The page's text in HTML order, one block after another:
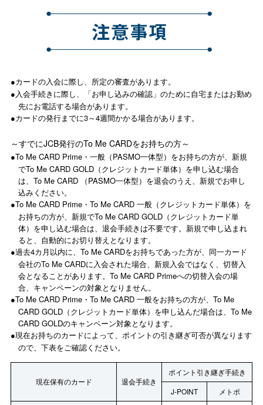
●カードの入会に際し、所定の審査があります。
● 入会手続きに際し、「お申し込みの確認」のために自宅またはお勤め
先にお電話する場合があります。
●カードの発行までに3～4週間かかる場合があります。
～すでにJCB発行のTo Me CARDをお持ちの方～
●To Me CARD Prime・一般（PASMO一体型）をお持ちの方が、新規
でTo Me CARD GOLD（クレジットカード単体）を申し込む場合
は、To Me CARD （PASMO一体型）を退会のうえ、新規でお申し
込みください。
●To Me CARD Prime・To Me CARD 一般（クレジットカード単体）を
お持ちの方が、新規でTo Me CARD GOLD（クレジットカード単
体）を申し込む場合は、退会手続きは不要です。新規で申し込まれ
ると、自動的にお切り替えとなります。
●過去4カ月以内に、To Me CARDをお持ちであった方が、同一カード
会社のTo Me CARDに入会された場合、新規入会ではなく、切替入
会となることがあります。To Me CARD Primeへの切替入会の場
合、キャンペーンの対象となりません。
●To Me CARD Prime・To Me CARD 一般をお持ちの方が、To Me
CARD GOLD（クレジットカード単体）を申し込んだ場合は、To Me
CARD GOLDのキャンペーン対象となります。
●現在お持ちのカードによって、ポイントの引き継ぎ可否が異なります
ので、下表をご確認ください。
現在保有のカード 退会手続き
ポイント引き継ぎ手続き
J-POINT
メトポ